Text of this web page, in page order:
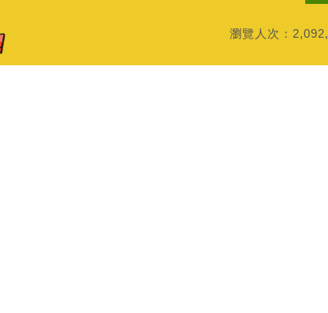
瀏覽人次：